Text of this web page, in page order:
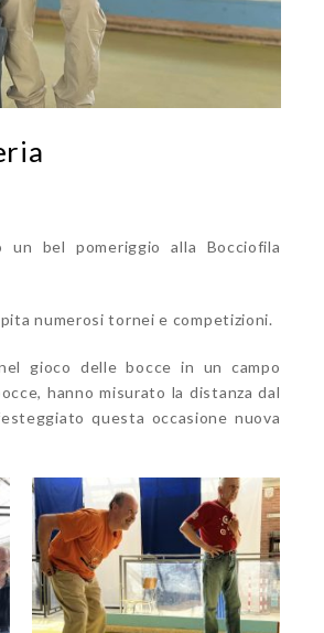
bel pomeriggio alla Bocciofila
numerosi tornei e competizioni.
gioco delle bocce in un campo
hanno misurato la distanza dal
questa occasione nuova